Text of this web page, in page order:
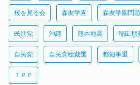
桜を見る会 森友学園 森友学園問題
民進党 沖縄 熊本地震 稲田朋
自民党 自民党総裁選 都知事選
ＴＰＰ